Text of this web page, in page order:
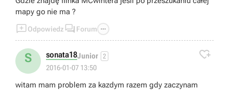
mapy go nie ma ?
Odpowiedz  Forum 
S sonata18Junior 2
2016-01-07 13:50

witam mam problem za kazdym razem gdy zaczynam